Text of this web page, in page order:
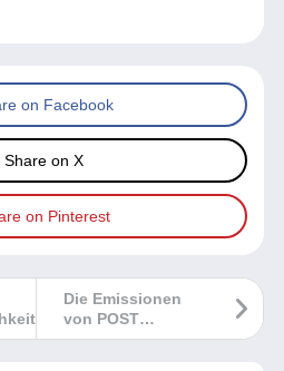
on Facebook
Share on X
on Pinterest
Die Emissionen
von POST
Luxembourg im
für